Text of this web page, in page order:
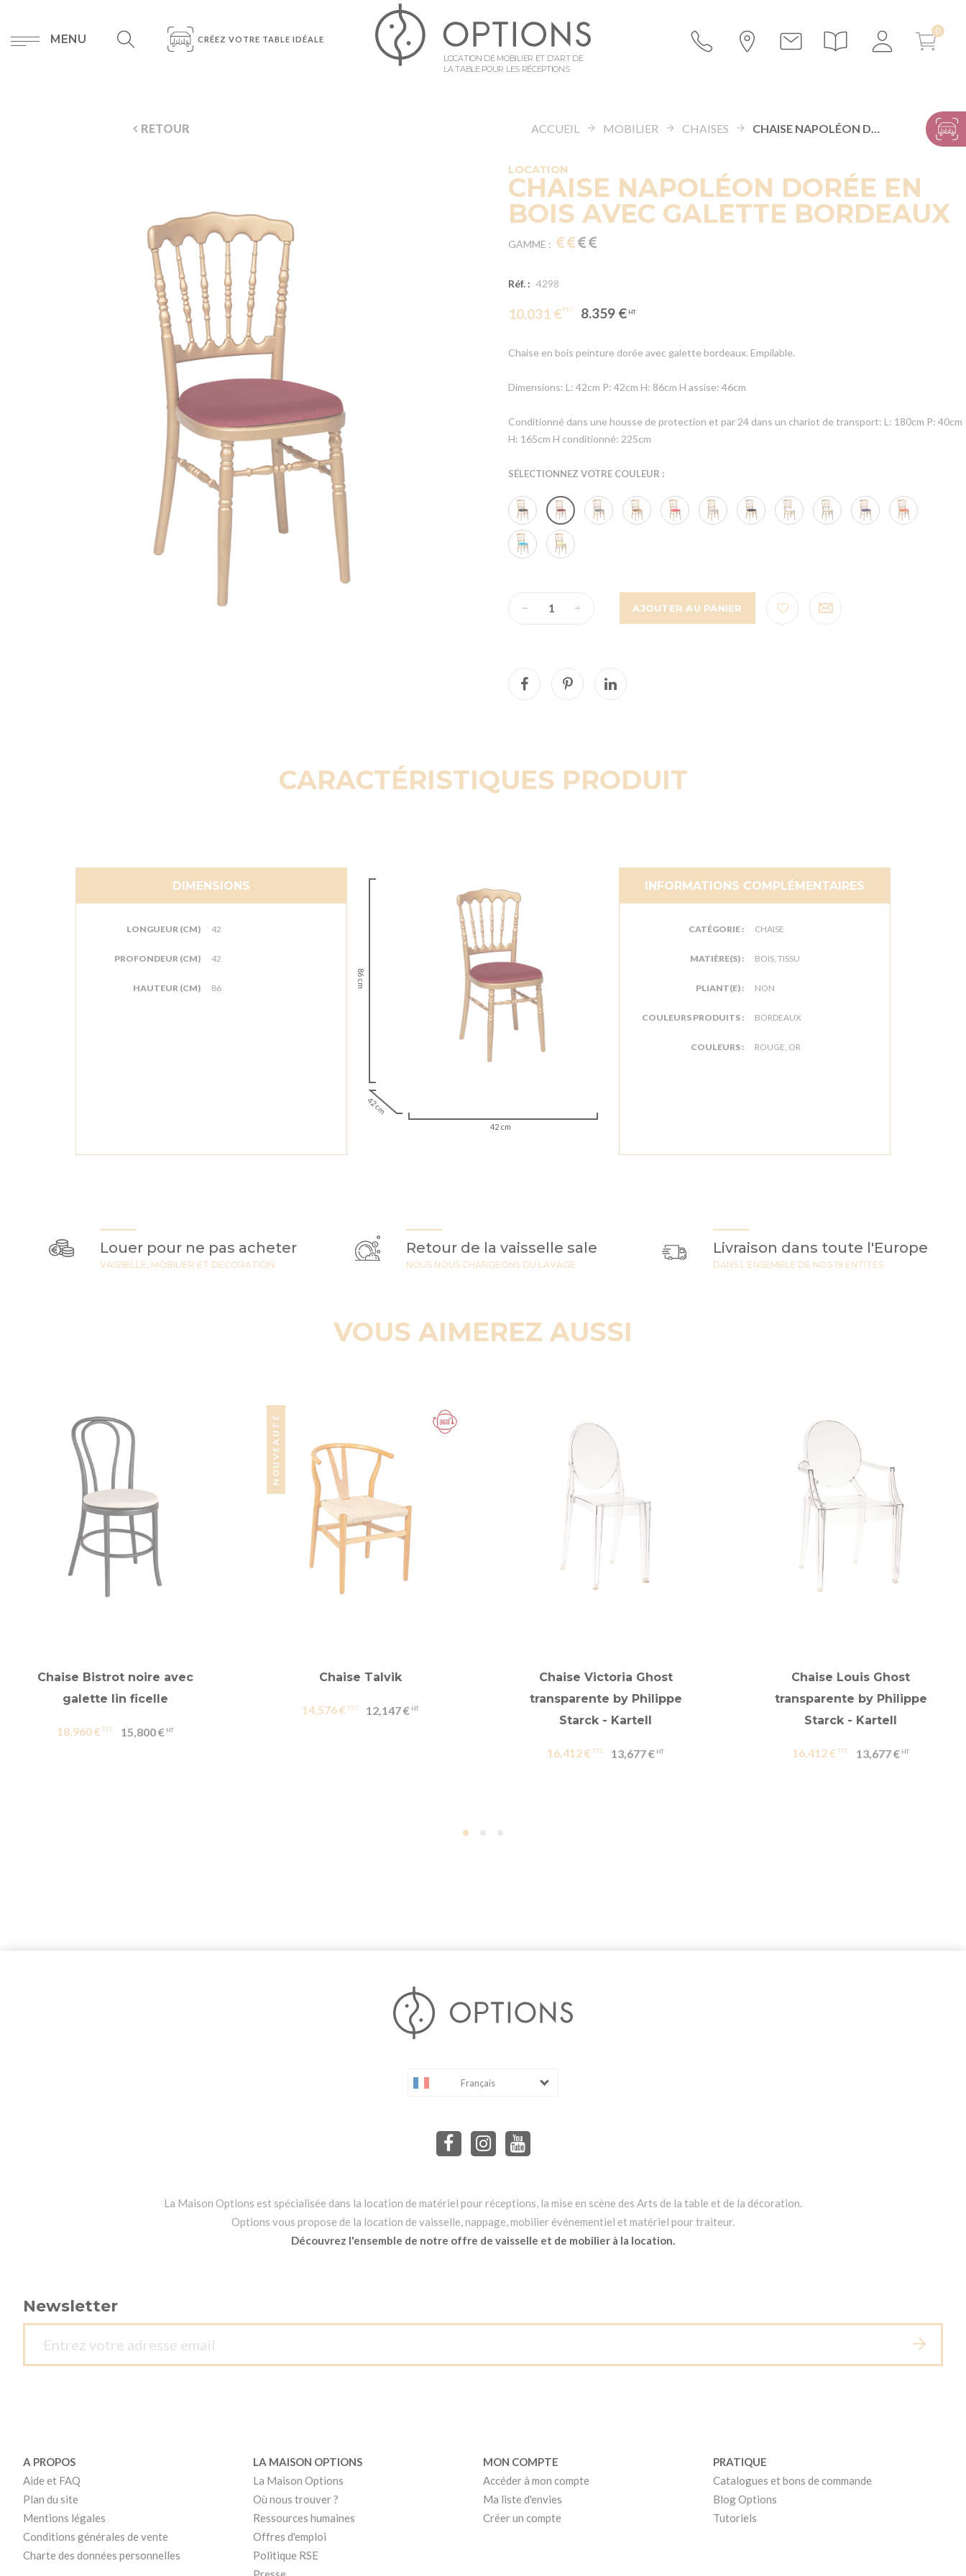
MENU CRÉEZ VOTRE TABLE IDÉALE
LOCATION DE MOBILIER ET D’ART DE
LA TABLE POUR LES RÉCEPTIONS
RETOUR ACCUEIL MOBILIER CHAISES CHAISE NAPOLÉON DORÉE EN BOIS AVEC GALETTE BORDEAUX
LOCATION
CHAISE NAPOLÉON DORÉE EN
BOIS AVEC GALETTE BORDEAUX
GAMME :
Réf. : 4298
10.031 € 8.359 €
Chaise en bois peinture dorée avec galette bordeaux. Empilable.
Dimensions: L: 42cm P: 42cm H: 86cm H assise: 46cm
Conditionné dans une housse de protection et par 24 dans un chariot de transport: L: 180cm P: 40cm
H: 165cm H conditionné: 225cm
SÉLECTIONNEZ VOTRE COULEUR :
AJOUTER AU PANIER
CARACTÉRISTIQUES PRODUIT
DIMENSIONS
LONGUEUR (CM) 42
PROFONDEUR (CM) 42
HAUTEUR (CM) 86 86 cm
42 cm
42 cm
INFORMATIONS COMPLÉMENTAIRES
CATÉGORIE : CHAISE
MATIÈRE(S) : BOIS, TISSU
PLIANT(E) : NON
COULEURS PRODUITS : BORDEAUX
COULEURS : ROUGE, OR
Louer pour ne pas acheter
VAISSELLE, MOBILIER ET DECORATION
Retour de la vaisselle sale
NOUS NOUS CHARGEONS DU LAVAGE
Livraison dans toute l'Europe
DANS L'ENSEMBLE DE NOS 19 ENTITES
VOUS AIMEREZ AUSSI
Chaise Bistrot noire avec
galette lin ficelle
18,960 € 15,800 €
NOUVEAUTÉ
Chaise Talvik
14,576 € 12,147 €
Chaise Victoria Ghost
transparente by Philippe
Starck - Kartell
16,412 € 13,677 €
Chaise Louis Ghost
transparente by Philippe
Starck - Kartell
16,412 € 13,677 €
Français
La Maison Options est spécialisée dans la location de matériel pour réceptions, la mise en scène des Arts de la table et de la décoration.
Options vous propose de la location de vaisselle, nappage, mobilier événementiel et matériel pour traiteur.
Découvrez l'ensemble de notre offre de vaisselle et de mobilier à la location.
Newsletter
A PROPOS
Aide et FAQ
Plan du site
Mentions légales
Conditions générales de vente
Charte des données personnelles
LA MAISON OPTIONS
La Maison Options
Où nous trouver ?
Ressources humaines
Offres d'emploi
Politique RSE
MON COMPTE
Accéder à mon compte
Ma liste d'envies
Créer un compte
PRATIQUE
Catalogues et bons de commande
Blog Options
Tutoriels